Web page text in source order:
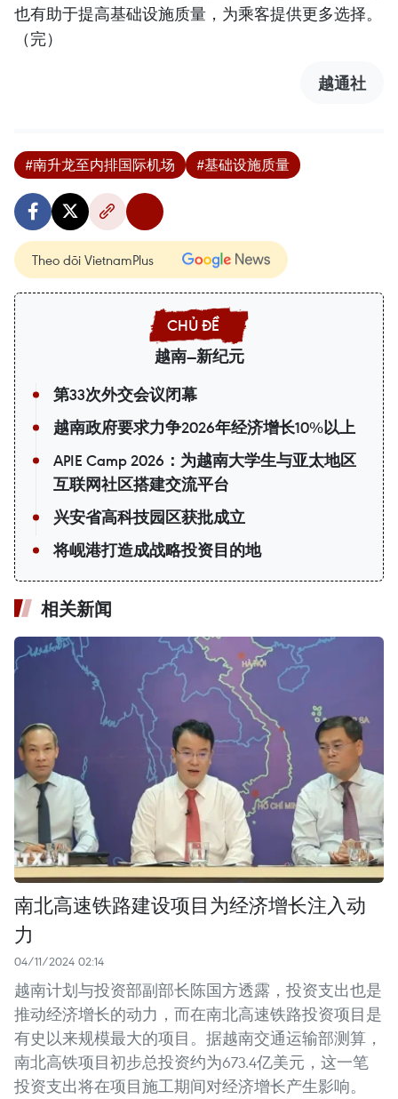
也有助于提高基础设施质量，为乘客提供更多选择。
（完）
越通社
#南升龙至内排国际机场 #基础设施质量
Theo dõi VietnamPlus
越南—新纪元
第33次外交会议闭幕
越南政府要求力争2026年经济增长10%以上
APIE Camp 2026：为越南大学生与亚太地区
互联网社区搭建交流平台
兴安省高科技园区获批成立
将岘港打造成战略投资目的地
相关新闻
南北高速铁路建设项目为经济增长注入动
力
04/11/2024 02:14
越南计划与投资部副部长陈国方透露，投资支出也是
推动经济增长的动力，而在南北高速铁路投资项目是
有史以来规模最大的项目。据越南交通运输部测算，
南北高铁项目初步总投资约为673.4亿美元，这一笔
投资支出将在项目施工期间对经济增长产生影响。